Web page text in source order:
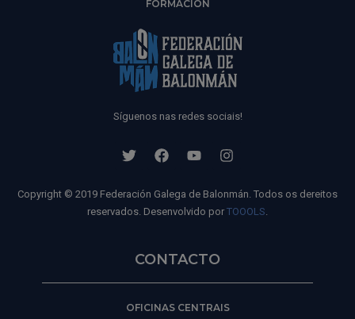
FORMACIÓN
Síguenos nas redes sociais!
Copyright © 2019 Federación Galega de Balonmán. Todos os dereitos
reservados. Desenvolvido por TOOOLS
CONTACTO
OFICINAS CENTRAIS